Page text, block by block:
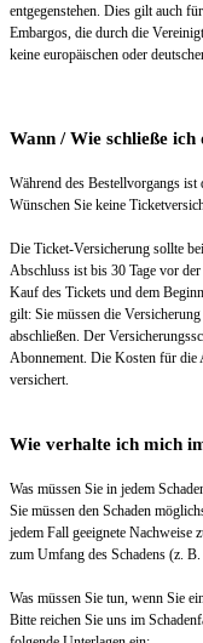
entgegenstehen. Dies gilt auch
Embargos, die durch die
keine europäischen oder
Wann / Wie schließe
Während des Bestellvorgangs
Wünschen Sie keine
Die Ticket-Versicherung sollte
Abschluss ist bis 30 Tage vor
Kauf des Tickets und dem
gilt: Sie müssen die
abschließen. Der
Abonnement. Die Kosten für die
versichert.
Wie verhalte ich mich
Was müssen Sie in jedem
Sie müssen den Schaden
jedem Fall geeignete Nachweise
zum Umfang des Schadens (z.
Was müssen Sie tun, wenn Sie
Bitte reichen Sie uns im